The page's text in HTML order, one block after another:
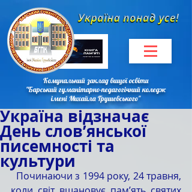
Комунальний заклад вищої освіти
"Барський гуманітарно-педагогічний коледж
імені Михайла Грушевського"
Україна відзначає
День слов’янської
писемності та
культури